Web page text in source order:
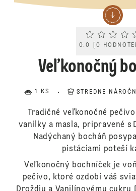
0.0 0
Veľkonočný
1 KS STREDNE
Tradičné veľkonočné
vanilky a masla, pripravené s
Nadýchaný bocháň
pistáciami poteší
Veľkonočný bochníček je
pečivo, ktoré ozdobí váš